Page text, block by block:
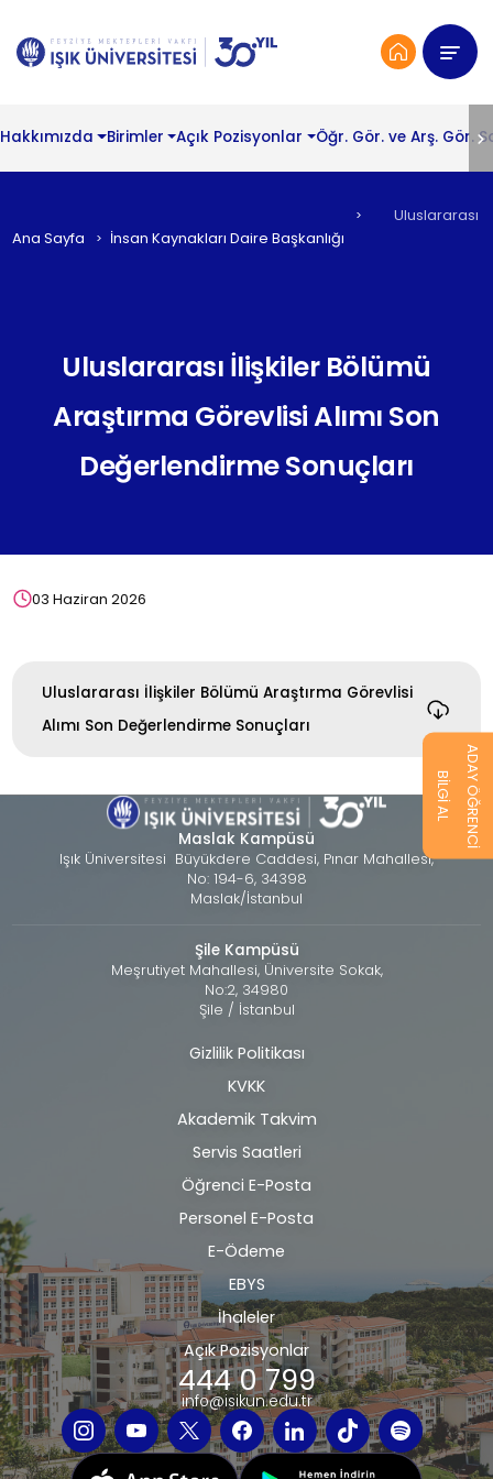
Hakkımızda Birimler Açık Pozisyonlar Öğr. Gör. ve Arş. Gör.
Ana Sayfa İnsan Kaynakları Daire Başkanlığı
Uluslararası
Uluslararası İlişkiler Bölümü
Araştırma Görevlisi Alımı Son
Değerlendirme Sonuçları
03 Haziran 2026
Uluslararası İlişkiler Bölümü Araştırma Görevlisi
Alımı Son Değerlendirme Sonuçları
Maslak Kampüsü
Işık Üniversitesi Büyükdere Caddesi, Pınar Mahallesi,
No: 194-6, 34398
Maslak/İstanbul
Şile Kampüsü
Meşrutiyet Mahallesi, Üniversite Sokak,
No:2, 34980
Şile / İstanbul
Alt
bilgi
Gizlilik Politikası
KVKK
Akademik Takvim
Servis Saatleri
Öğrenci E-Posta
Personel E-Posta
E-Ödeme
EBYS
İhaleler
Açık Pozisyonlar
444 0 799
info@isikun.edu.tr
BİLGİ AL ADAY ÖĞRENCİ